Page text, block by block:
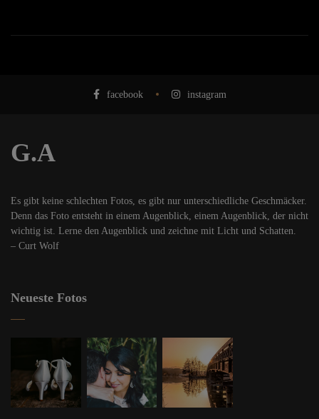
facebook instagram
G.A
Es gibt keine schlechten Fotos, es gibt nur unterschiedliche Geschmäcker.
Denn das Foto entsteht in einem Augenblick, einem Augenblick, der nicht
wichtig ist. Lerne den Augenblick und zeichne mit Licht und Schatten.
– Curt Wolf
Neueste Fotos